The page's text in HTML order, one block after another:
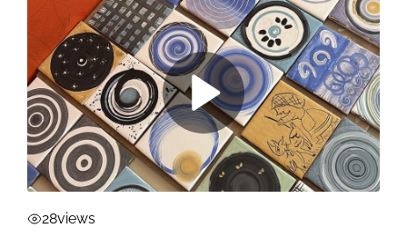
28views